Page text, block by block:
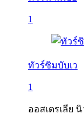
1
ทัวร์ซิมบับเว
1
ออสเตรเลีย